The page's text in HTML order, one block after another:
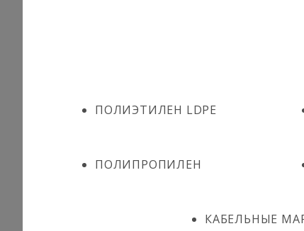
ПОЛИЭТИЛЕН LDPE
ПОЛИПРОПИЛЕН
КАБЕЛЬНЫЕ